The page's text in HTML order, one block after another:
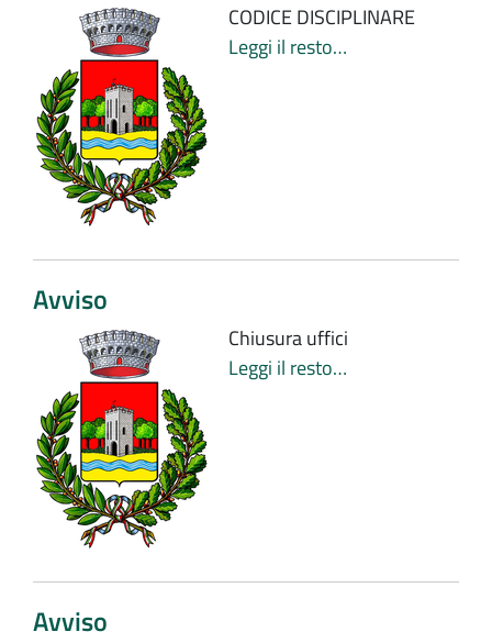
CODICE DISCIPLINARE
Leggi il resto…
Avviso
Chiusura uffici
Leggi il resto…
Avviso